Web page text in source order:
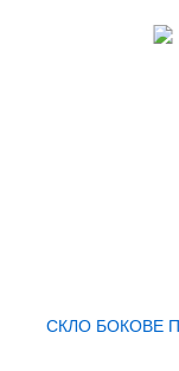
СКЛО БОКОВЕ